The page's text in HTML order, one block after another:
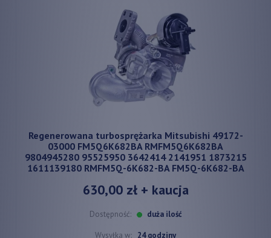
Regenerowana turbosprężarka Mitsubishi 49172-
03000 FM5Q6K682BA RMFM5Q6K682BA
9804945280 95525950 3642414 2141951 1873215
1611139180 RMFM5Q-6K682-BA FM5Q-6K682-BA
630,00 zł+ kaucja
Dostępność: duża ilość
Wysyłka w: 24 godziny